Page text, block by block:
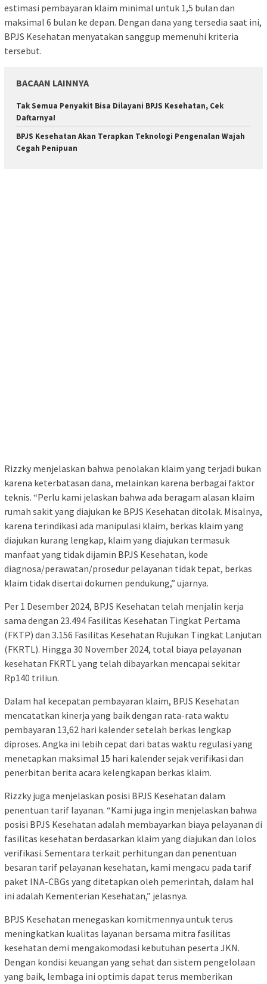
estimasi pembayaran klaim minimal untuk 1,5 bulan dan
maksimal 6 bulan ke depan. Dengan dana yang tersedia saat ini,
BPJS Kesehatan menyatakan sanggup memenuhi kriteria
tersebut.
BACAAN LAINNYA
Tak Semua Penyakit Bisa Dilayani BPJS Kesehatan, Cek
Daftarnya!
BPJS Kesehatan Akan Terapkan Teknologi Pengenalan Wajah
Cegah Penipuan
Rizzky menjelaskan bahwa penolakan klaim yang terjadi bukan
karena keterbatasan dana, melainkan karena berbagai faktor
teknis. “Perlu kami jelaskan bahwa ada beragam alasan klaim
rumah sakit yang diajukan ke BPJS Kesehatan ditolak. Misalnya,
karena terindikasi ada manipulasi klaim, berkas klaim yang
diajukan kurang lengkap, klaim yang diajukan termasuk
manfaat yang tidak dijamin BPJS Kesehatan, kode
diagnosa/perawatan/prosedur pelayanan tidak tepat, berkas
klaim tidak disertai dokumen pendukung,” ujarnya.
Per 1 Desember 2024, BPJS Kesehatan telah menjalin kerja
sama dengan 23.494 Fasilitas Kesehatan Tingkat Pertama
(FKTP) dan 3.156 Fasilitas Kesehatan Rujukan Tingkat Lanjutan
(FKRTL). Hingga 30 November 2024, total biaya pelayanan
kesehatan FKRTL yang telah dibayarkan mencapai sekitar
Rp140 triliun.
Dalam hal kecepatan pembayaran klaim, BPJS Kesehatan
mencatatkan kinerja yang baik dengan rata-rata waktu
pembayaran 13,62 hari kalender setelah berkas lengkap
diproses. Angka ini lebih cepat dari batas waktu regulasi yang
menetapkan maksimal 15 hari kalender sejak verifikasi dan
penerbitan berita acara kelengkapan berkas klaim.
Rizzky juga menjelaskan posisi BPJS Kesehatan dalam
penentuan tarif layanan. “Kami juga ingin menjelaskan bahwa
posisi BPJS Kesehatan adalah membayarkan biaya pelayanan di
fasilitas kesehatan berdasarkan klaim yang diajukan dan lolos
verifikasi. Sementara terkait perhitungan dan penentuan
besaran tarif pelayanan kesehatan, kami mengacu pada tarif
paket INA-CBGs yang ditetapkan oleh pemerintah, dalam hal
ini adalah Kementerian Kesehatan,” jelasnya.
BPJS Kesehatan menegaskan komitmennya untuk terus
meningkatkan kualitas layanan bersama mitra fasilitas
kesehatan demi mengakomodasi kebutuhan peserta JKN.
Dengan kondisi keuangan yang sehat dan sistem pengelolaan
yang baik, lembaga ini optimis dapat terus memberikan